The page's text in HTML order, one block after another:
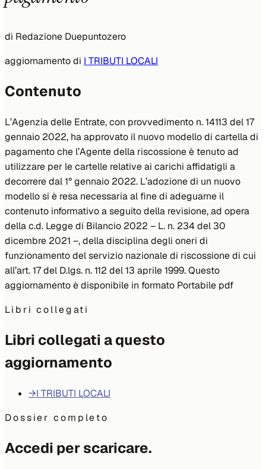
di Redazione Duepuntozero
aggiornamento di I TRIBUTI LOCALI
Contenuto
L’Agenzia delle Entrate, con provvedimento n. 14113 del 17
gennaio 2022, ha approvato il nuovo modello di cartella di
pagamento che l’Agente della riscossione è tenuto ad
utilizzare per le cartelle relative ai carichi affidatigli a
decorrere dal 1° gennaio 2022. L’adozione di un nuovo
modello si è resa necessaria al fine di adeguarne il
contenuto informativo a seguito della revisione, ad opera
della c.d. Legge di Bilancio 2022 – L. n. 234 del 30
dicembre 2021 –, della disciplina degli oneri di
funzionamento del servizio nazionale di riscossione di cui
all’art. 17 del D.lgs. n. 112 del 13 aprile 1999. Questo
aggiornamento è disponibile in formato Portabile pdf
Libri collegati
Libri collegati a questo
aggiornamento
→I TRIBUTI LOCALI
Dossier completo
Accedi per scaricare.